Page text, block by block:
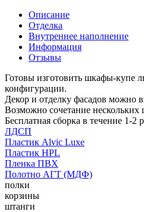
Описание
Отделка
Внутреннее наполнение
Информация
Отзывы
Готовы изготовить шкафы-купе
конфигурации.
Декор и отделку фасадов можно
Возможно сочетание нескольких
Бесплатная сборка в течение 1-2
ЛДСП
Пластик Alvic Luxe
Пластик HPL
Пленка ПВХ
Полотно АГТ (МДФ)
полки
корзины
штанги